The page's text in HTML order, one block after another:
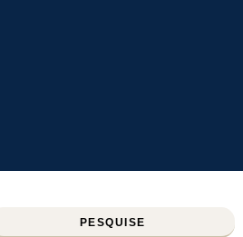
PESQUISE